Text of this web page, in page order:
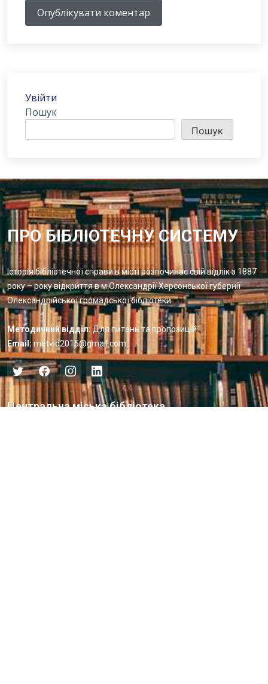
Опублікувати коментар
Увійти
Пошук
Пошук
ПРО БІБЛІОТЕЧНУ СИСТЕМУ
Історія бібліотечної справи в місті розпочинає свій відлік з 1887
року – року відкриття в м.Олександрії Херсонської губернії
Олександрійської громадської бібліотеки
Методичний відділ: Для питань та пропозицій
Email: metvid2015@gmail.com
Центральна міська бібліотека